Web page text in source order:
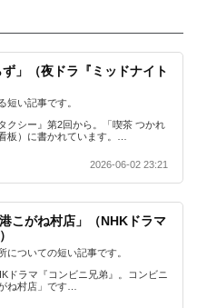
ず」（夜ドラ『ミッドナイト
短い記事です。
クシー』第2回から。「喫茶 つかれ
板）に書かれています。…
2026-06-02 23:21
こがね村店」（NHKドラマ
についての短い記事です。
ドラマ『コンビニ兄弟』。コンビニ
ね村店」です…